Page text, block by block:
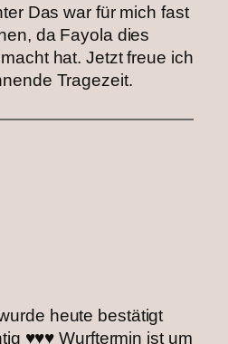
‌Das war für mich fast
da Fayola dies
hat. Jetzt freue ich
Tragezeit‌.
heute bestätigt
♥️♥️♥️ Wurftermin ist um